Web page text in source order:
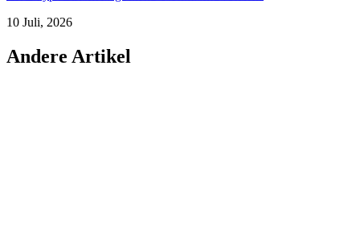
10 Juli, 2026
Andere Artikel